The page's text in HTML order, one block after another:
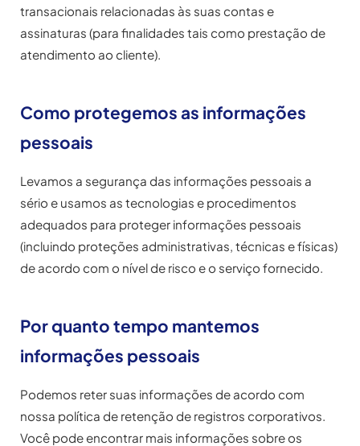
transacionais relacionadas às suas contas e
assinaturas (para finalidades tais como prestação de
atendimento ao cliente).
Como protegemos as informações
pessoais
Levamos a segurança das informações pessoais a
sério e usamos as tecnologias e procedimentos
adequados para proteger informações pessoais
(incluindo proteções administrativas, técnicas e físicas)
de acordo com o nível de risco e o serviço fornecido.
Por quanto tempo mantemos
informações pessoais
Podemos reter suas informações de acordo com
nossa política de retenção de registros corporativos.
Você pode encontrar mais informações sobre os